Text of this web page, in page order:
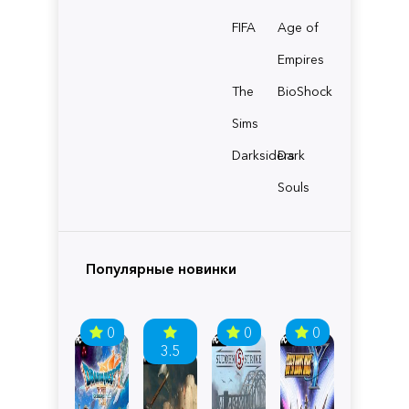
FIFA
Age of
Empires
The
Sims
BioShock
Darksiders
Dark
Souls
Популярные новинки
0
3.5
0 0